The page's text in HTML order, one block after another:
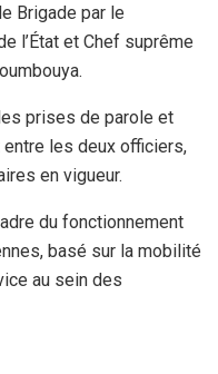
Brigade par le
l’État et Chef suprême
prises de parole et
les deux officiers,
en vigueur.
du fonctionnement
basé sur la mobilité
au sein des